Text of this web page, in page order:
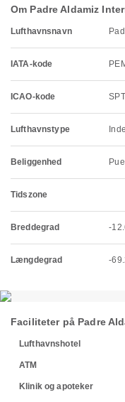
Om Padre Aldamiz
Lufthavnsnavn
IATA-kode
ICAO-kode
Lufthavnstype
Beliggenhed
Tidszone
Breddegrad -
Længdegrad -
Faciliteter på Padre
Lufthavnshotel
ATM
Klinik og apoteker